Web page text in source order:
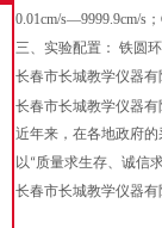
0.01cm/s—9999.9cm/s
三、 实验配置： 铁圆
长春市长城教学仪器有
长春市长城教学仪器
近年来，在各地政府
以“质量求生存、诚信
长春市长城教学仪器